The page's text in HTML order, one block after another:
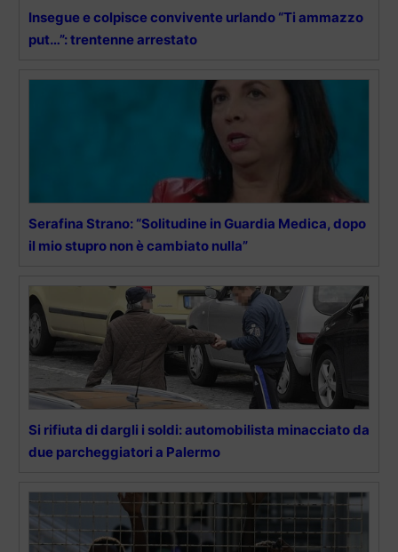
Insegue e colpisce convivente urlando “Ti ammazzo
put…”: trentenne arrestato
Serafina Strano: “Solitudine in Guardia Medica, dopo
il mio stupro non è cambiato nulla”
Si rifiuta di dargli i soldi: automobilista minacciato da
due parcheggiatori a Palermo